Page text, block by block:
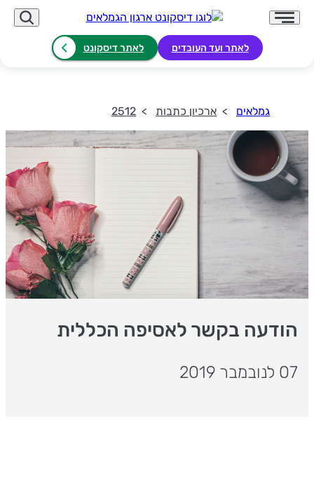
לאתר ועד העובדים לאתר דיסקונט
גמלאים ארכיון כתבות 2512
הודעה בקשר לאסיפה הכללית
07 לנובמבר 2019